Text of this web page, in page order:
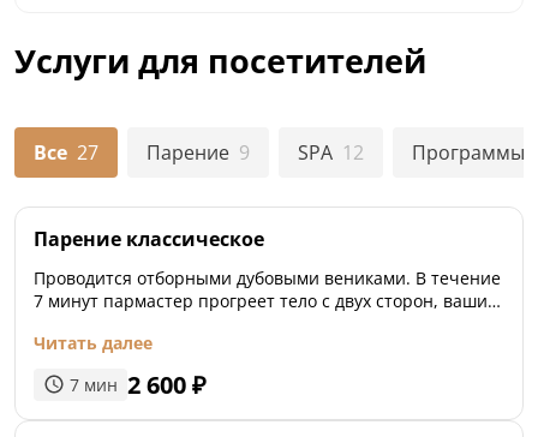
Услуги для посетителей
Все 27 Парение 9 SPA 12 Программы
Парение классическое
Проводится отборными дубовыми вениками. В течение
7 минут пармастер прогреет тело с двух сторон, ваши
пара.
Читать далее
7 мин 2 600₽